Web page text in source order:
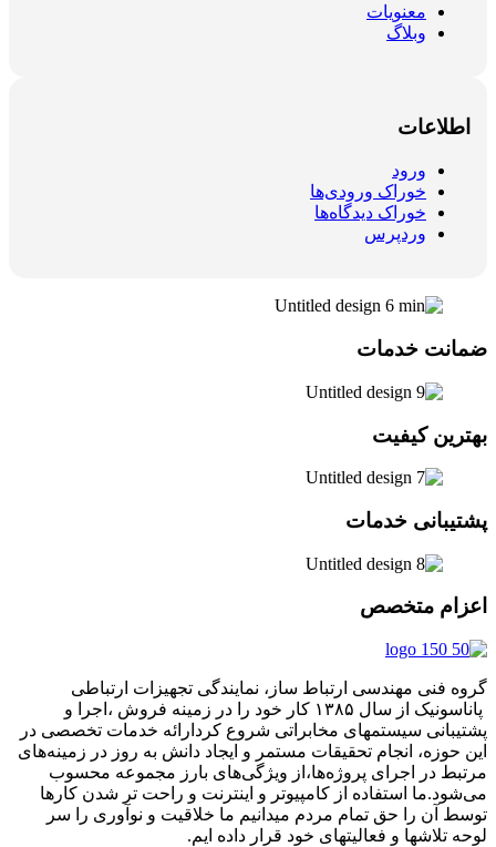
معنویات
وبلاگ
اطلاعات
ورود
خوراک ورودی‌ها
خوراک دیدگاه‌ها
وردپرس
ضمانت خدمات
بهترین کیفیت
پشتیبانی خدمات
اعزام متخصص
گروه فنی مهندسی ارتباط ساز، نمایندگی تجهیزات ارتباطی
پاناسونیک از سال ۱۳۸۵ کار خود را در زمینه فروش ،اجرا و
پشتیبانی سیستمهای مخابراتی شروع کردارائه خدمات تخصصی در
این حوزه، انجام تحقیقات مستمر و ایجاد دانش به‌ روز در زمینه‌های
مرتبط در اجرای پروژه‌ها،از ویژگی‌های بارز مجموعه محسوب
می‌شود.ما استفاده از کامپیوتر و اینترنت و راحت تر شدن کارها
توسط آن را حق تمام مردم میدانیم ما خلاقیت و نوآوری را سر
لوحه تلاشها و فعالیتهای خود قرار داده ایم.